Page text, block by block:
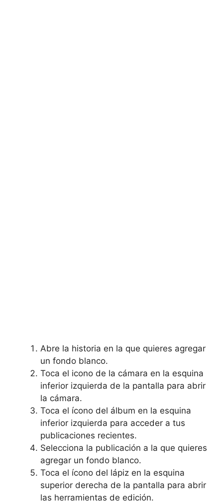
Abre la historia en la⁣ que quieres agregar
un fondo blanco.
Toca el icono de‌ la cámara en la⁢ esquina
inferior izquierda⁢ de la pantalla⁤ para abrir
la⁤ cámara.
Toca el ícono del⁢ álbum en la‍ esquina⁣
inferior izquierda para ​acceder a tus
publicaciones recientes.
Selecciona‌ la publicación a la que quieres
⁢agregar un fondo blanco.
Toca el ícono del lápiz en la esquina
superior⁤ derecha de la pantalla para‌ abrir
las herramientas ‌de⁤ edición.